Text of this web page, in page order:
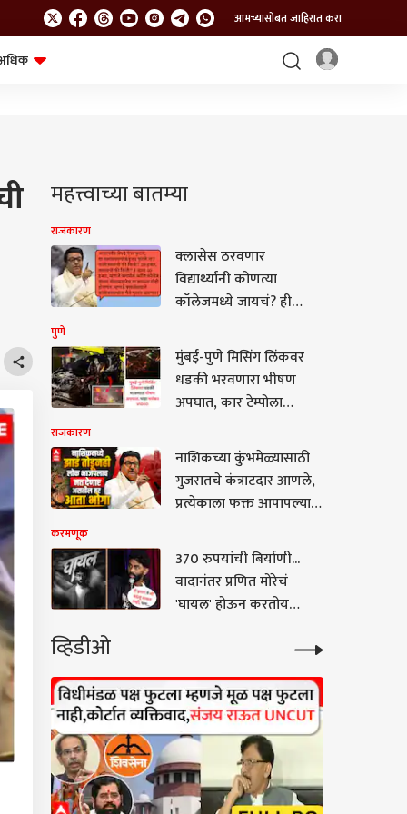
आमच्यासोबत जाहिरात करा
महत्त्वाच्या बातम्या
राजकारण
क्लासेस ठरवणार
विद्यार्थ्यांनी कोणत्या
कॉलेजमध्ये जायचं? ही
क्लासमध्ये आठ-आठ तास
गेल्यानंतर कॉलेजमध्ये
अटेंडन्स कसा लागतो? राज
ठाकरेंकडून शिक्षणातील
पुणे
मुंबई-पुणे मिसिंग लिंकवर
धडकी भरवणारा भीषण
अपघात, कार टेम्पोला
भयंकर VIDEO
राजकारण
नाशिकच्या कुंभमेळ्यासाठी
गुजरातचे कंत्राटदार आणले,
प्रत्येकाला फक्त आपापल्या
ठाकरेंची टीका
करमणूक
370 रुपयांची बिर्याणी...
वादानंतर प्रणित मोरेचं
'घायल' होऊन करतोय
व्हिडीओ